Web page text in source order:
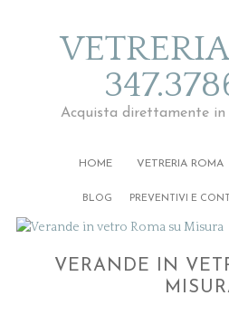
Acquista direttamente in
HOME VETRERIA ROMA
BLOG PREVENTIVI E
VERANDE IN